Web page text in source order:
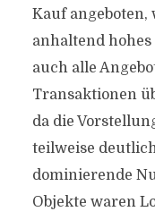
Kauf
anhaltend
auch alle
Transaktionen
da die
teilweise
dominierende
Objekte waren